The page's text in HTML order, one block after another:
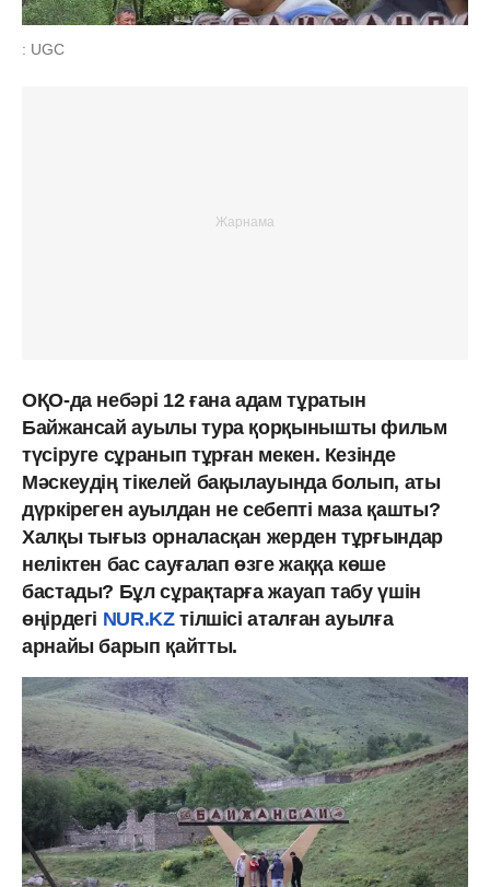
: UGC
ОҚО-да небәрі 12 ғана адам тұратын
Байжансай ауылы тура қорқынышты фильм
түсіруге сұранып тұрған мекен. Кезінде
Мәскеудің тікелей бақылауында болып, аты
дүркіреген ауылдан не себепті маза қашты?
Халқы тығыз орналасқан жерден тұрғындар
неліктен бас сауғалап өзге жаққа көше
бастады? Бұл сұрақтарға жауап табу үшін
өңірдегі NUR.KZтілшісі аталған ауылға
арнайы барып қайтты.